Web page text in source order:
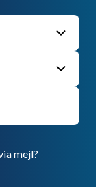
mejl?